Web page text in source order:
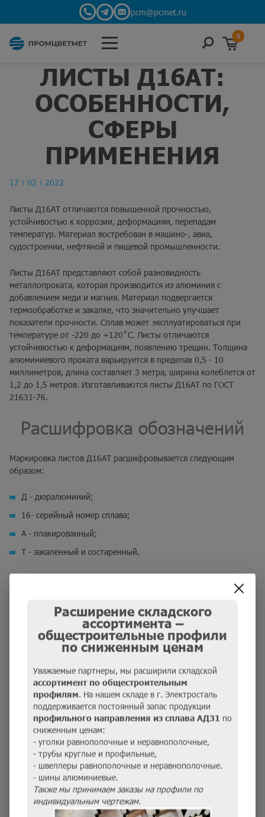
pcm@pcmet.ru
0
ЛИСТЫ Д16АТ:
ОСОБЕННОСТИ,
СФЕРЫ
ПРИМЕНЕНИЯ
17 | 02 | 2022
Листы Д16АТ отличаются повышенной прочностью,
устойчивостью к коррозии, деформациям, перепадам
температур. Материал востребован в машино-, авиа,
судостроении, нефтяной и пищевой промышленности.
Листы Д16АТ представляют собой разновидность
металлопроката, которая производится из алюминия с
добавлением меди и магния. Материал подвергается
термообработке и закалке, что значительно улучшает
показатели прочности. Сплав может эксплуатироваться при
температуре от -220 до +120˚C. Листы отличаются
устойчивостью к деформациям, появлению трещин. Толщина
алюминиевого проката варьируется в пределах 0,5 - 10
миллиметров, длина составляет 3 метра, ширина колеблется от
1,2 до 1,5 метров. Изготавливаются листы Д16АТ по ГОСТ
21631-76.
Расшифровка обозначений
Маркировка листов Д16АТ расшифровывается следующим
образом:
Д - дюралюминий;
16- серийный номер сплава;
А - плакированный;
Т - закаленный и состаренный.
плакирования, закаливания и естественного состаривания, что
обеспечивает улучшение характеристик прочности и
коррозийной устойчивости.
Применение
Как применяется лист Д16АТ? Прокат используется для
изготовления прочных и устойчивых к износу деталей,
конструкций, декоративных и крепежных элементов, обшивки
транспортных средств. Области применения материала
отличаются разнообразием:
судо- и машиностроение;
авиационная и космическая промышленность;
нефтяная отрасль;
пищевая промышленность;
Расширение складского
ассортимента –
общестроительные профили
по сниженным ценам
Уважаемые партнеры, мы расширили складской
ассортимент по общестроительным
профилям. На нашем складе в г. Электросталь
поддерживается постоянный запас продукции
профильного направления из сплава АД31 по
сниженным ценам:
- уголки равнополочные и неравнополочные,
- трубы круглые и профильные,
- швеллеры равнополочные и неравнополочные.
- шины алюминиевые.
Также мы принимаем заказы на профили по
индивидуальным чертежам.